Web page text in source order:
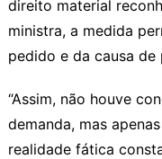
direito material
ministra, a medida
pedido e da causa de
“Assim, não houve
demanda, mas
realidade fática